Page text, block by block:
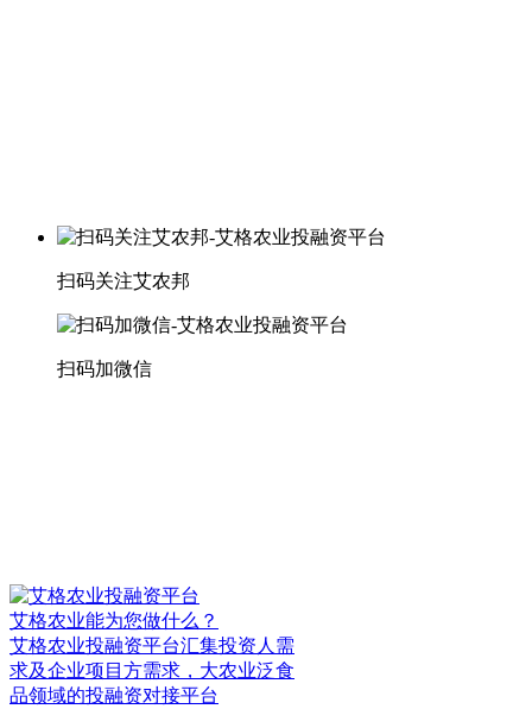
扫码关注艾农邦
扫码加微信
艾格农业能为您做什么？
艾格农业投融资平台汇集投资人需
求及企业项目方需求，大农业泛食
品领域的投融资对接平台